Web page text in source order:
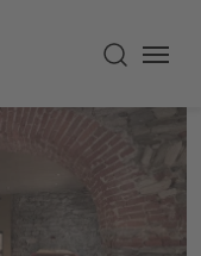
Menu